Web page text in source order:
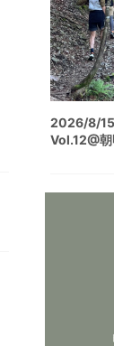
2026/8/
Vol.12@